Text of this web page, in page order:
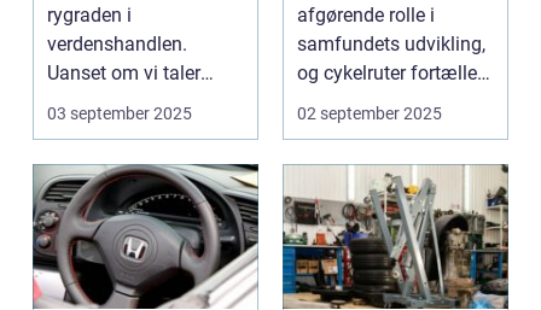
rygraden i
verdenshandlen.
Uanset om vi taler
dagligvarer til
supermarkedet...
03 september 2025
afgørende rolle i
samfundets udvikling,
og cykelruter fortæller
e...
02 september 2025